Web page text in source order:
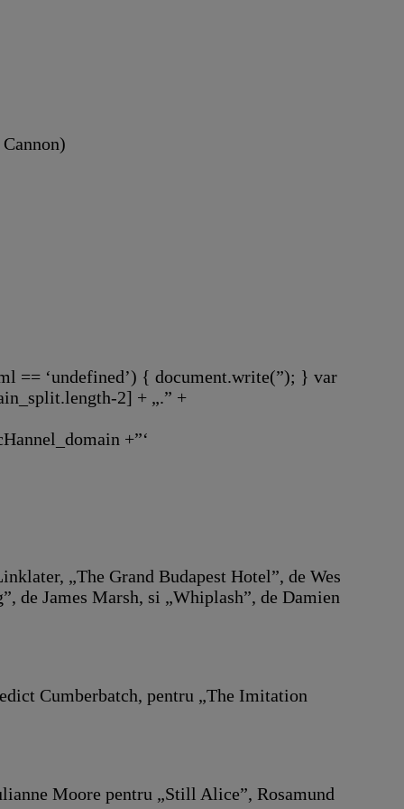
== ‘undefined’) { document.write(”); } var
2] + „.” +
+”‘
„The Grand Budapest Hotel”, de Wes
de James Marsh, si „Whiplash”, de Damien
Cumberbatch, pentru „The Imitation
Moore pentru „Still Alice”, Rosamund